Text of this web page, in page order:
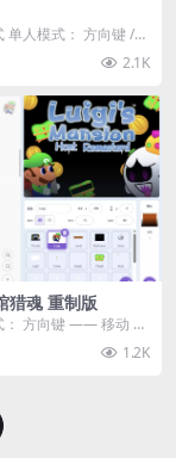
单人模式： 方向键 /
动 Z / K —— 抓...
2.1K
猎魂 重制版
： 方向键 —— 移动 &
打开宝箱 将你...
1.2K